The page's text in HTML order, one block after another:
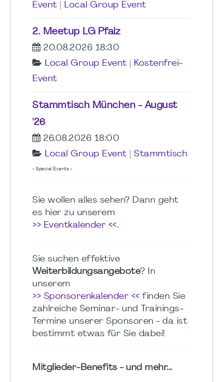
Event
Local Group Event
2. Meetup LG Pfalz
20.08.2026 18:30
Local Group Event
Kostenfrei-
Event
Stammtisch München - August
'26
26.08.2026 18:00
Local Group Event
Stammtisch
- Special Events -
Sie wollen alles sehen? Dann geht
es hier zu unserem
>> Eventkalender <<.
Sie suchen effektive
Weiterbildungsangebote? In
unserem
>> Sponsorenkalender << finden Sie
zahlreiche Seminar- und Trainings-
Termine unserer Sponsoren - da ist
bestimmt etwas für Sie dabei!
Mitglieder-Benefits - und mehr...